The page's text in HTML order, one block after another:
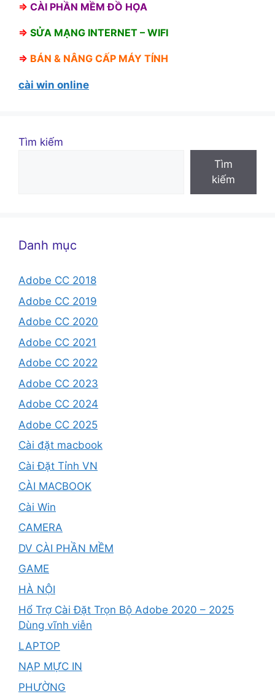
⇒ CÀI PHẦN MỀM ĐỒ HỌA
⇒ SỬA MẠNG INTERNET – WIFI
⇒ BÁN & NÂNG CẤP MÁY TÍNH
cài win online
Tìm kiếm
Tìm
kiếm
Danh mục
Adobe CC 2018
Adobe CC 2019
Adobe CC 2020
Adobe CC 2021
Adobe CC 2022
Adobe CC 2023
Adobe CC 2024
Adobe CC 2025
Cài đặt macbook
Cài Đặt Tỉnh VN
CÀI MACBOOK
Cài Win
CAMERA
DV CÀI PHẦN MỀM
GAME
HÀ NỘI
Hổ Trợ Cài Đặt Trọn Bộ Adobe 2020 – 2025
Dùng vĩnh viễn
LAPTOP
NẠP MỰC IN
PHƯỜNG